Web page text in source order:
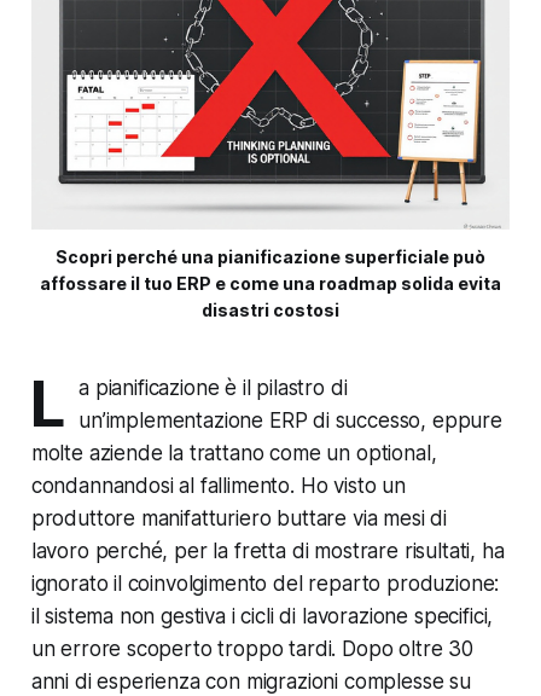
Scopri perché una pianificazione superficiale può
affossare il tuo ERP e come una roadmap solida evita
disastri costosi
L
a pianificazione è il pilastro di
un’implementazione ERP di successo, eppure
molte aziende la trattano come un optional,
condannandosi al fallimento. Ho visto un
produttore manifatturiero buttare via mesi di
lavoro perché, per la fretta di mostrare risultati, ha
ignorato il coinvolgimento del reparto produzione:
il sistema non gestiva i cicli di lavorazione specifici,
un errore scoperto troppo tardi. Dopo oltre 30
anni di esperienza con migrazioni complesse su